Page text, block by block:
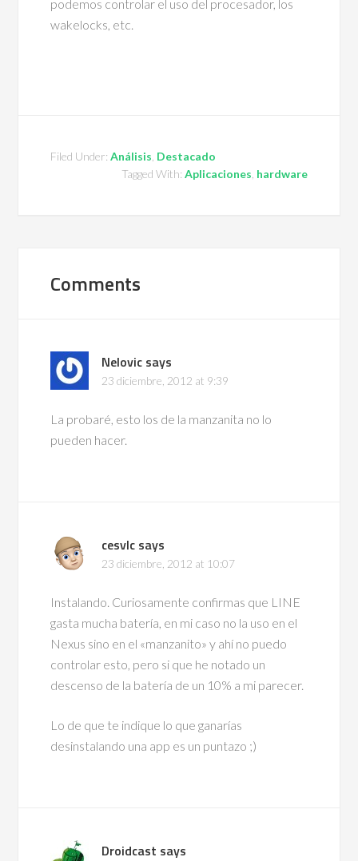
podemos controlar el uso del procesador, los
wakelocks, etc.
Filed Under:Análisis Destacado
Tagged With: Aplicaciones hardware
Comments
Nelovic says
23 diciembre, 2012 at 9:39
La probaré, esto los de la manzanita no lo
pueden hacer.
cesvlc says
23 diciembre, 2012 at 10:07
Instalando. Curiosamente confirmas que LINE
gasta mucha batería, en mi caso no la uso en el
Nexus sino en el «manzanito» y ahí no puedo
controlar esto, pero si que he notado un
descenso de la batería de un 10% a mi parecer.
Lo de que te indique lo que ganarías
desinstalando una app es un puntazo ;)
Droidcast says